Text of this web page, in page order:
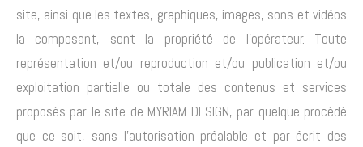
site, ainsi que les textes, graphiques, images, sons et vidéos
la composant, sont la propriété de l’opérateur. Toute
représentation et/ou reproduction et/ou publication et/ou
exploitation partielle ou totale des contenus et services
proposés par le site de MYRIAM DESIGN, par quelque procédé
que ce soit, sans l’autorisation préalable et par écrit des